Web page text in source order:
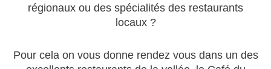
régionaux ou des spécialités des restaurants
locaux ?
Pour cela on vous donne rendez vous dans un des